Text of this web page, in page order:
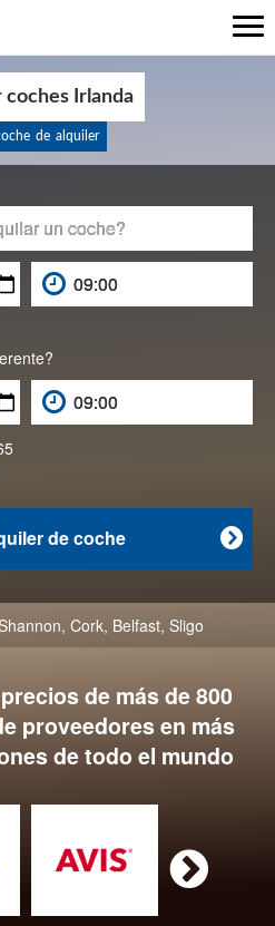
coches Irlanda
de alquiler


de coche
, Cork, Belfast, Sligo
de más de 800
proveedores en más
de todo el mundo
